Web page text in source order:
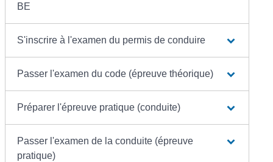
BE
S'inscrire à l'examen du permis de conduire
Passer l'examen du code (épreuve théorique)
Préparer l'épreuve pratique (conduite)
Passer l'examen de la conduite (épreuve
pratique)